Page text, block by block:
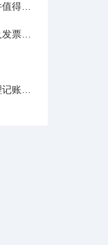
信任
问题
赔）